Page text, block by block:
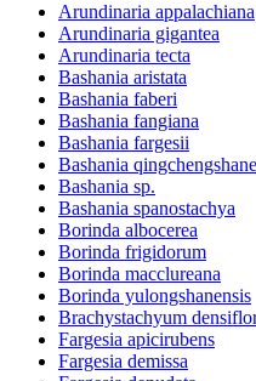
Arundinaria appalachiana
Arundinaria gigantea
Arundinaria tecta
Bashania aristata
Bashania faberi
Bashania fangiana
Bashania fargesii
Bashania
Bashania sp.
Bashania spanostachya
Borinda albocerea
Borinda frigidorum
Borinda macclureana
Borinda yulongshanensis
Brachystachyum
Fargesia apicirubens
Fargesia demissa